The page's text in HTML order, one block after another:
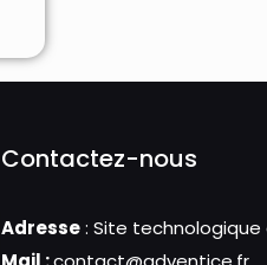
Contactez-nous
Adresse: Site technologique